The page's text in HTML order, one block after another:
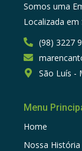
Somos uma
Localizada
(98) 3227
São Luís -
Menu
Home
Nossa História